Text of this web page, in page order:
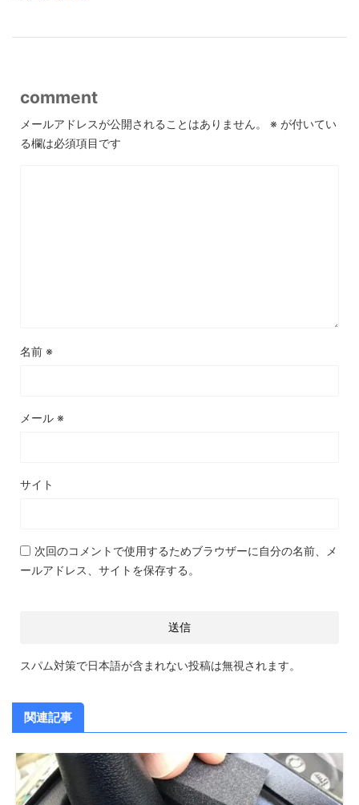
comment
メールアドレスが公開されることはありません。 ※ が付いてい
る欄は必須項目です
名前 ※
メール ※
サイト
次回のコメントで使用するためブラウザーに自分の名前、メ
ールアドレス、サイトを保存する。
スパム対策で日本語が含まれない投稿は無視されます。
関連記事